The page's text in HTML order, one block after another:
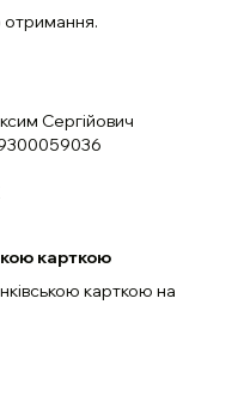
отримання.
Сергійович
карткою
карткою на